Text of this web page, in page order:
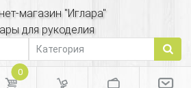
магазин "Иглара"
для рукоделия
0